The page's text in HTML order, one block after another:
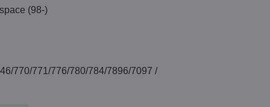
(98-)
770/771/776/780/784/7896/7097 /